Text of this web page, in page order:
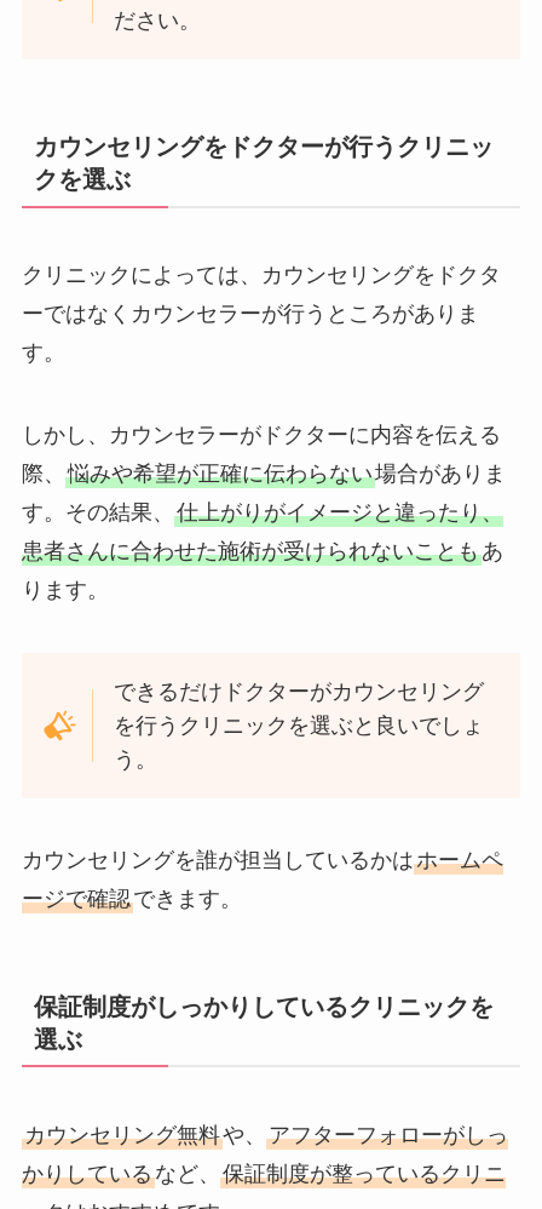
ださい。
カウンセリングをドクターが行うクリニッ
クを選ぶ
クリニックによっては、カウンセリングをドクタ
ーではなくカウンセラーが行うところがありま
す。
しかし、カウンセラーがドクターに内容を伝える
際、 悩みや希望が正確に伝わらない場合がありま
す。その結果、 仕上がりがイメージと違ったり、
患者さんに合わせた施術が受けられないこともあ
ります。
できるだけドクターがカウンセリング
を行うクリニックを選ぶと良いでしょ
う。
カウンセリングを誰が担当しているかはホームペ
ージで確認できます。
保証制度がしっかりしているクリニックを
選ぶ
カウンセリング無料や、 アフターフォローがしっ
かりしているなど、 保証制度が整っているクリニ